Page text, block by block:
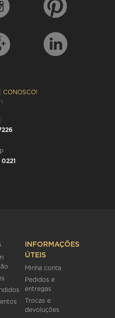
CONOSCO!
INFORMAÇÕES
ÚTEIS
Minha conta
Pedidos e
entregas
Trocas e
devoluções